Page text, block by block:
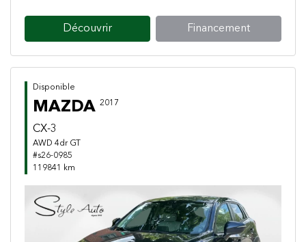
Découvrir Financement
Disponible
MAZDA 2017
CX-3
AWD 4dr GT
#s26-0985
119841 km